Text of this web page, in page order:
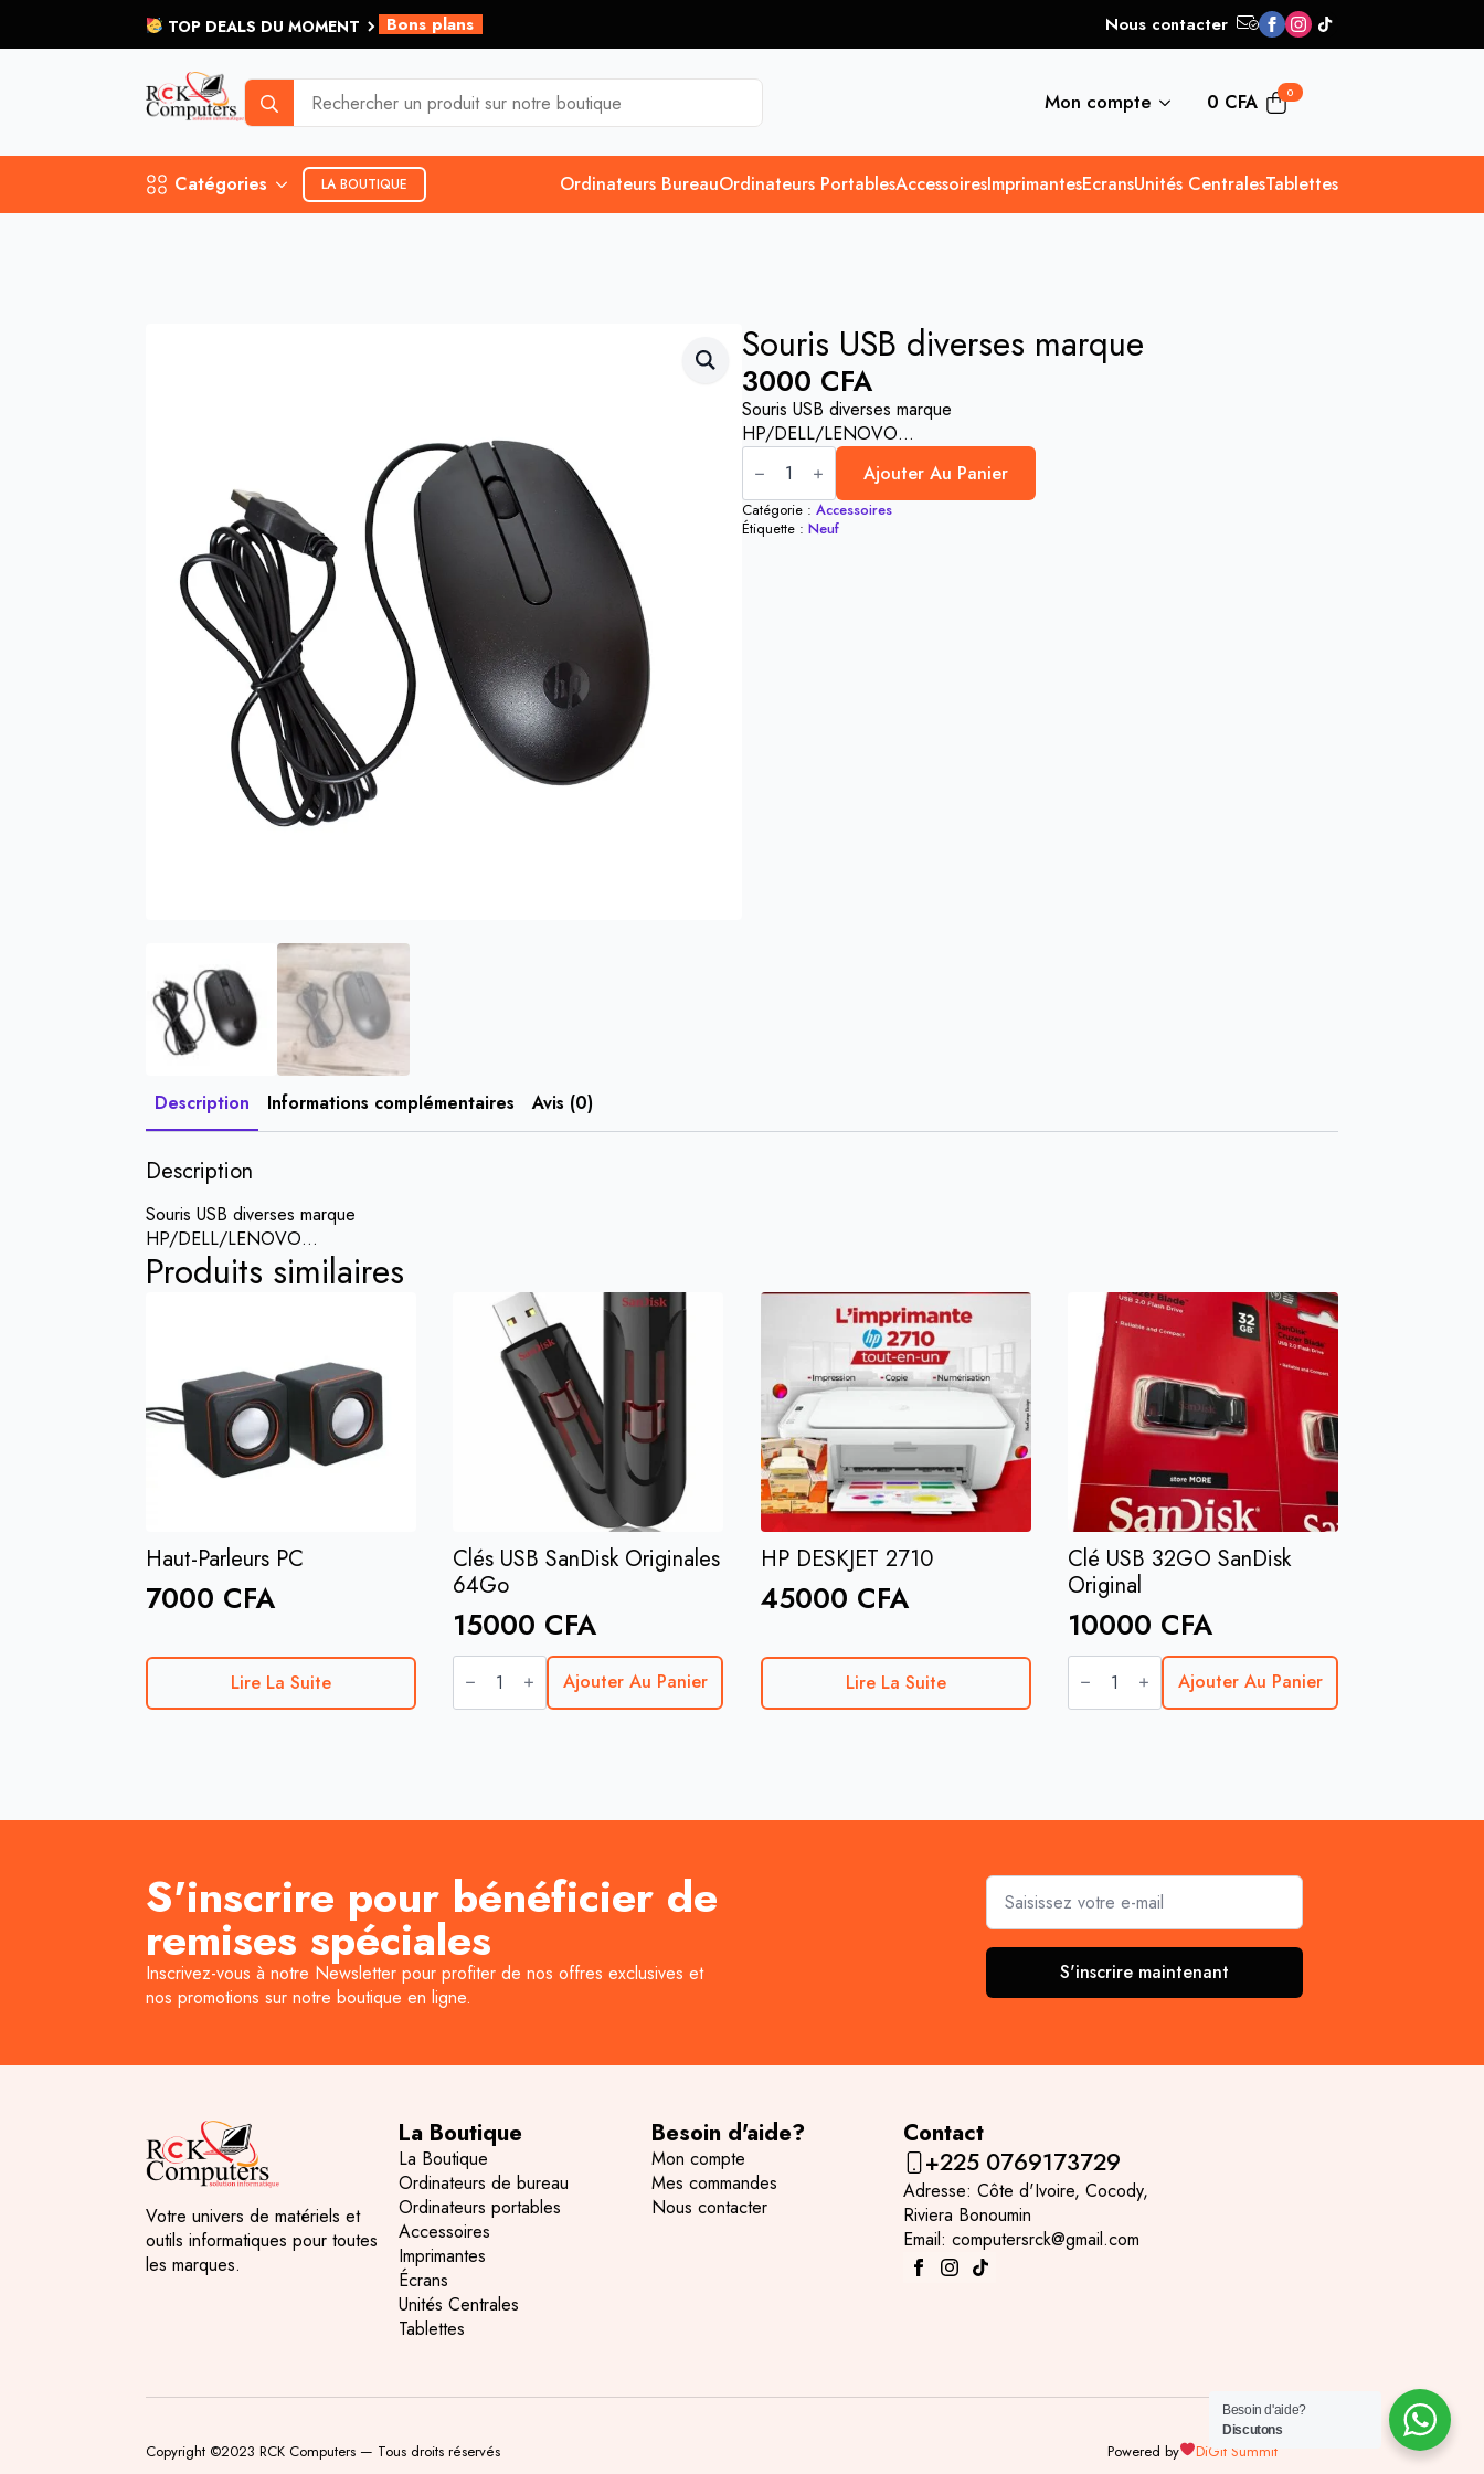
TOP DEALS DU MOMENT
Bons plans
et plus...
Nous contacter
Search
for:
Mon compte 0 CFA 0
Catégories LA BOUTIQUE Ordinateurs BureauOrdinateurs PortablesAccessoiresImprimantesEcransUnités CentralesTablettes
Souris USB diverses marque
3000 CFA
Souris USB diverses marque
HP/DELL/LENOVO…
quantité
de
USB
diverses
marque
Ajouter Au Panier
Catégorie : Accessoires
Étiquette : Neuf
Description Informations complémentaires Avis (0)
Description
Souris USB diverses marque
HP/DELL/LENOVO…
Produits similaires
Haut-Parleurs PC
7000 CFA
Lire La Suite
Clés USB SanDisk Originales
64Go
15000 CFA
quantité
de
USB
Ajouter Au Panier
HP DESKJET 2710
45000 CFA
Lire La Suite
Clé USB 32GO SanDisk
Original
10000 CFA
quantité
de
USB
Ajouter Au Panier
S'inscrire pour bénéficier de
remises spéciales
Inscrivez-vous à notre Newsletter pour profiter de nos offres exclusives et
nos promotions sur notre boutique en ligne.
Email
S'inscrire maintenant
Votre univers de matériels et
outils informatiques pour toutes
les marques.
La Boutique
La Boutique
Ordinateurs de bureau
Ordinateurs portables
Accessoires
Imprimantes
Écrans
Unités Centrales
Tablettes
Besoin d'aide?
Mon compte
Mes commandes
Nous contacter
Contact
+225 0769173729
Adresse: Côte d'Ivoire, Cocody,
Riviera Bonoumin
Email: computersrck@gmail.com
Copyright ©2023 RCK Computers — Tous droits réservés Powered by DiGit Summit
Besoin d'aide?
Discutons